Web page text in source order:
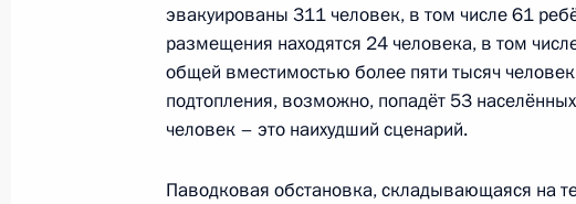
Евгений Зиничев назначен врио
области
28 июля 2016 года, 12:15
эвакуированы 311 человек, в том числе 61
размещения находятся 24 человека, в том
общей вместимостью более пяти тысяч
подтопления, возможно, попадёт 53
человек – это наихудший сценарий.
Паводковая обстановка, складывающаяся на